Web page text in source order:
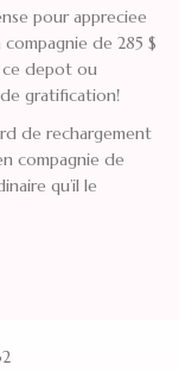
pour appreciee
de 285 $
ce depot ou
gratification!
de rechargement
compagnie de
qu’il le